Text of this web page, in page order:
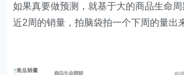
如果真要做预测，就基于大的商品生命
近2周的销量，拍脑袋拍一个下周的量出